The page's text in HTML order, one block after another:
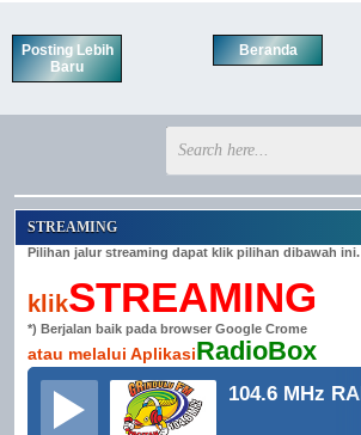
Posting Lebih
Baru
Beranda
STREAMING
Pilihan jalur streaming dapat klik pilihan dibawah ini.
klikSTREAMING
*) Berjalan baik pada browser Google Crome
atau melalui AplikasiRadioBox